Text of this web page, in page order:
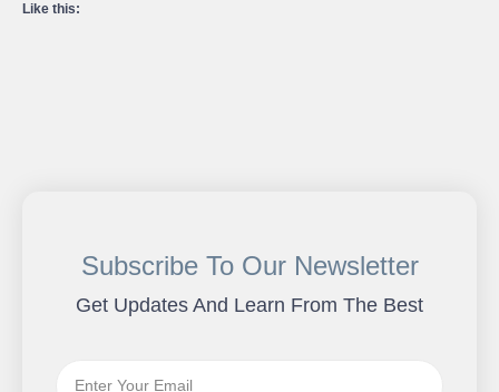
Like this:
Subscribe To Our Newsletter
Get Updates And Learn From The Best